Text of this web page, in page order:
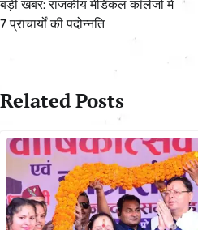
बड़ी खबर: राजकीय मेडिकल कॉलेजों में
7 प्राचार्यों की पदोन्नति
Related Posts